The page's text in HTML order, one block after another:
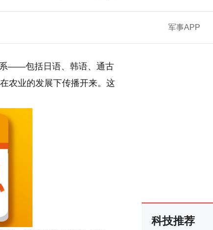
军事APP
系——包括日语、韩语、通古
农业的发展下传播开来。这
科技推荐